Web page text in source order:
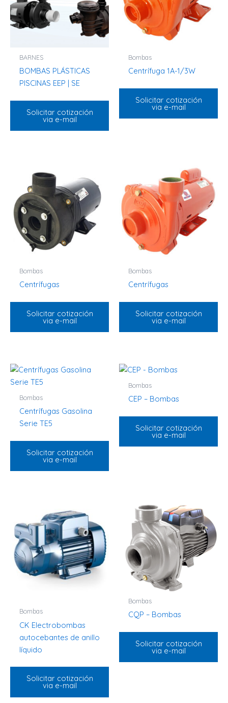
BARNES
BOMBAS PLÁSTICAS
PISCINAS EEP | SE
Solicitar cotización
via e-mail
Bombas
Centrífuga 1A-1/3W
Solicitar cotización
via e-mail
Bombas
Centrífugas
Solicitar cotización
via e-mail
Bombas
Centrífugas
Solicitar cotización
via e-mail
Bombas
Centrífugas Gasolina
Serie TE5
Solicitar cotización
via e-mail
Bombas
CEP – Bombas
Solicitar cotización
via e-mail
Bombas
CK Electrobombas
autocebantes de anillo
líquido
Solicitar cotización
via e-mail
Bombas
CQP – Bombas
Solicitar cotización
via e-mail